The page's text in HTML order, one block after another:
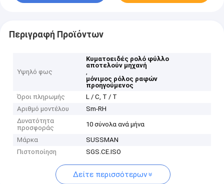
Περιγραφή Προϊόντων
Υψηλό φως
Κυματοειδές ρολό φύλλο
αποτελούν μηχανή
,
μόνιμος ρόλος ραφών
προηγούμενος
Όροι πληρωμής
L / C, T / T
Αριθμό μοντέλου
Sm-RH
Δυνατότητα
προσφοράς
10 σύνολα ανά μήνα
Μάρκα
SUSSMAN
Πιστοποίηση
SGS.CE.ISO
Δείτε περισσότερων